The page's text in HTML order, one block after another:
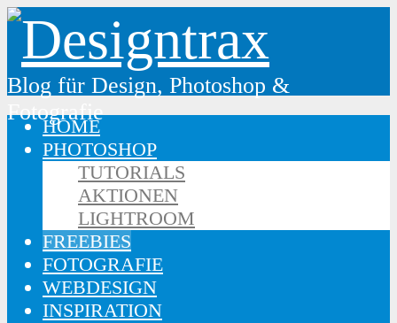
Blog für Design, Photoshop &
Fotografie
HOME
PHOTOSHOP
TUTORIALS
AKTIONEN
LIGHTROOM
FREEBIES
FOTOGRAFIE
WEBDESIGN
INSPIRATION